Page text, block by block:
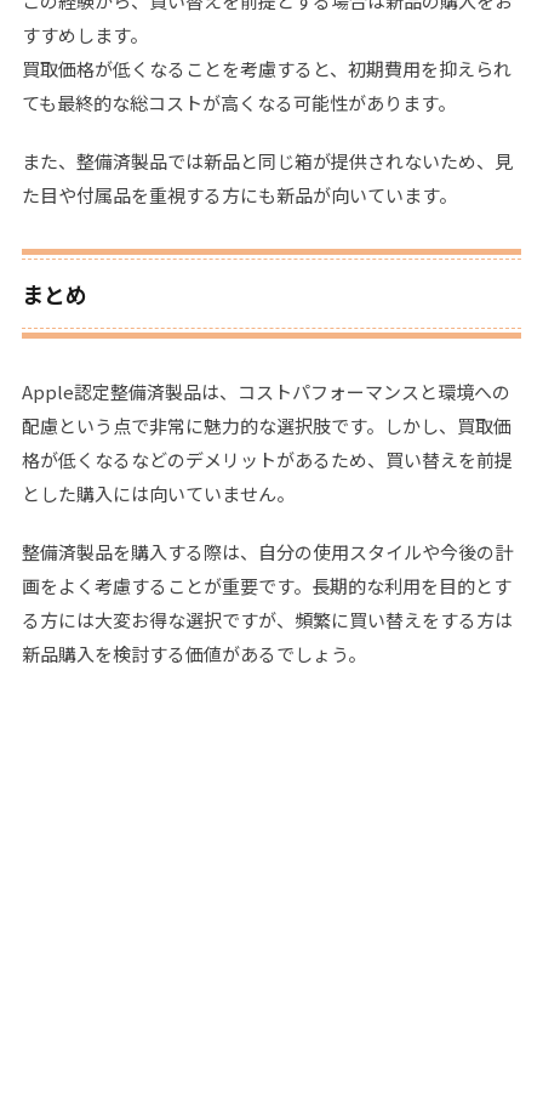
すすめします。
買取価格が低くなることを考慮すると、初期費用を抑えられ
ても最終的な総コストが高くなる可能性があります。
また、整備済製品では新品と同じ箱が提供されないため、見
た目や付属品を重視する方にも新品が向いています。
まとめ
Apple認定整備済製品は、コストパフォーマンスと環境への
配慮という点で非常に魅力的な選択肢です。しかし、買取価
格が低くなるなどのデメリットがあるため、買い替えを前提
とした購入には向いていません。
整備済製品を購入する際は、自分の使用スタイルや今後の計
画をよく考慮することが重要です。長期的な利用を目的とす
る方には大変お得な選択ですが、頻繁に買い替えをする方は
新品購入を検討する価値があるでしょう。